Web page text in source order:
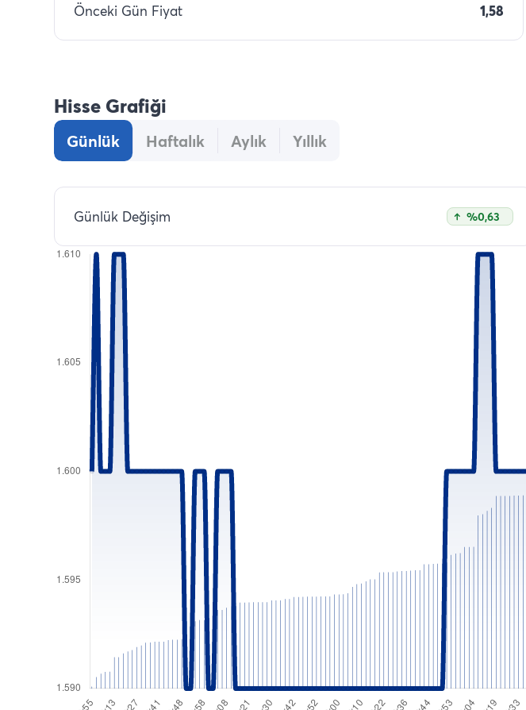
Önceki Gün Fiyat
1,58
Hisse Grafiği
Günlük Haftalık Aylık Yıllık
Günlük Değişim %0,63